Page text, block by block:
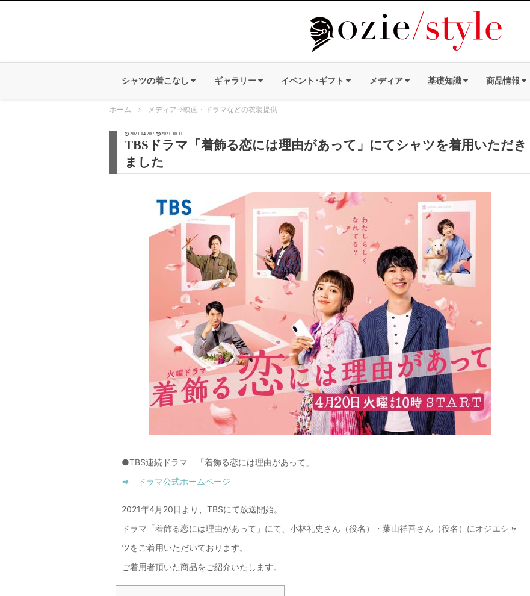
シャツの着こなし ギャラリー イベント･ギフト メディア 基礎知識 商品情報
ホーム メディア→映画・ドラマなどの衣装提供
2021.04.20 / 2021.10.11
TBSドラマ「着飾る恋には理由があって」にてシャツを着用いただき
ました
●TBS連続ドラマ 「着飾る恋には理由があって」
⇒ ドラマ公式ホームページ
2021年4月20日より、TBSにて放送開始。
ドラマ「着飾る恋には理由があって」にて、小林礼史さん（役名）・葉山祥吾さん（役名）にオジエシャ
ツをご着用いただいております。
ご着用者頂いた商品をご紹介いたします。
【メンズ・ドレスシャツ・ワイシャツ・
半袖】ナチュラルフィット・クールマッ
クス・ドライ・形態安定・オックスフォ
ード・イタリアンカラー・ボタンダウ
ン・スキッパー・第一ボタン無し
価格7,150円(税込)